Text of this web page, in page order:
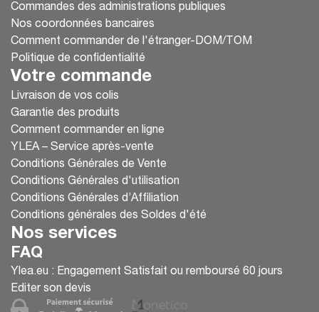
Commandes des administrations publiques
Nos coordonnées bancaires
Comment commander de l'étranger-DOM/TOM
Politique de confidentialité
Votre commande
Livraison de vos colis
Garantie des produits
Comment commander en ligne
YLEA – Service après-vente
Conditions Générales de Vente
Conditions Générales d'utilisation
Conditions Générales d’Affiliation
Conditions générales des Soldes d'été
Nos services
FAQ
Ylea.eu : Engagement Satisfait ou remboursé 60 jours
Editer son devis